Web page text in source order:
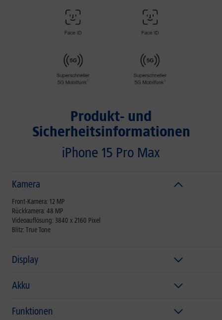
Produkt- und
Sicherheitsinformationen
iPhone 15 Pro Max
Kamera
Front-Kamera: 12 MP
Rückkamera: 48 MP
Videoauflösung: 3840 x 2160 Pixel
Blitz: True Tone
Display
Akku
Funktionen